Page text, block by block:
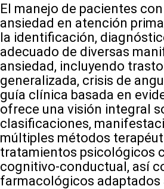
El manejo de pacientes
ansiedad en atención
la identificación,
adecuado de diversas
ansiedad, incluyendo
generalizada, crisis de
guía clínica basada en
ofrece una visión integral
clasificaciones,
múltiples métodos
tratamientos psicológicos
cognitivo-conductual, así
farmacológicos adaptados